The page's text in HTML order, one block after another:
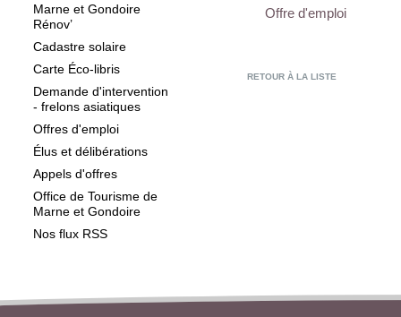
Marne et Gondoire
Rénov’
Cadastre solaire
Carte Éco-libris
Demande d'intervention
- frelons asiatiques
Offres d'emploi
Élus et délibérations
Appels d'offres
Office de Tourisme de
Marne et Gondoire
Nos flux RSS
Offre d'emploi
RETOUR À LA LISTE